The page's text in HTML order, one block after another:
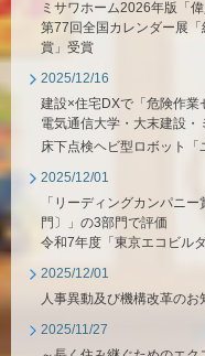
ミサワホーム2026年版「
第77回全国カレンダー展
賞」受賞
2025/12/16
建設×住宅DXで「危険作業
電気通信大学・大末建設・
床下点検ヘビ型ロボット「
2025/12/01
「リーディングカンパニ
門〕」の3部門で評価
令和7年度「東京エコビル
2025/12/01
人事異動及び機構改革のお
2025/11/27